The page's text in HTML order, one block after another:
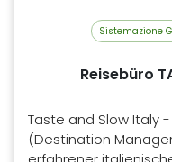
Sistemazione
Reisebüro
Taste and Slow Italy
(Destination